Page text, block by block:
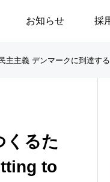
お知らせ 採
歩
主主義 デンマークに到達
くるた
to